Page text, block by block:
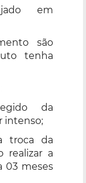
em
são
tenha
da
intenso;
troca da
realizar a
03 meses